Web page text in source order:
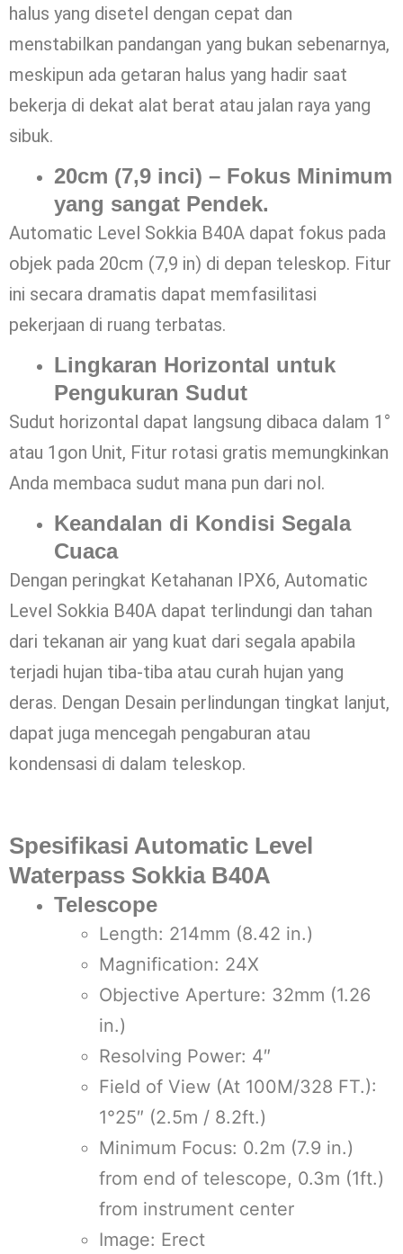
halus yang disetel dengan cepat dan
menstabilkan pandangan yang bukan sebenarnya,
meskipun ada getaran halus yang hadir saat
bekerja di dekat alat berat atau jalan raya yang
sibuk.
20cm (7,9 inci) – Fokus Minimum
yang sangat Pendek.
Automatic Level Sokkia B40A dapat fokus pada
objek pada 20cm (7,9 in) di depan teleskop. Fitur
ini secara dramatis dapat memfasilitasi
pekerjaan di ruang terbatas.
Lingkaran Horizontal untuk
Pengukuran Sudut
Sudut horizontal dapat langsung dibaca dalam 1°
atau 1gon Unit, Fitur rotasi gratis memungkinkan
Anda membaca sudut mana pun dari nol.
Keandalan di Kondisi Segala
Cuaca
Dengan peringkat Ketahanan IPX6, Automatic
Level Sokkia B40A dapat terlindungi dan tahan
dari tekanan air yang kuat dari segala apabila
terjadi hujan tiba-tiba atau curah hujan yang
deras. Dengan Desain perlindungan tingkat lanjut,
dapat juga mencegah pengaburan atau
kondensasi di dalam teleskop.
Spesifikasi Automatic Level
Waterpass Sokkia B40A
Telescope
Length: 214mm (8.42 in.)
Magnification: 24X
Objective Aperture: 32mm (1.26
in.)
Resolving Power: 4″
Field of View (At 100M/328 FT.):
1°25″ (2.5m / 8.2ft.)
Minimum Focus: 0.2m (7.9 in.)
from end of telescope, 0.3m (1ft.)
from instrument center
Image: Erect